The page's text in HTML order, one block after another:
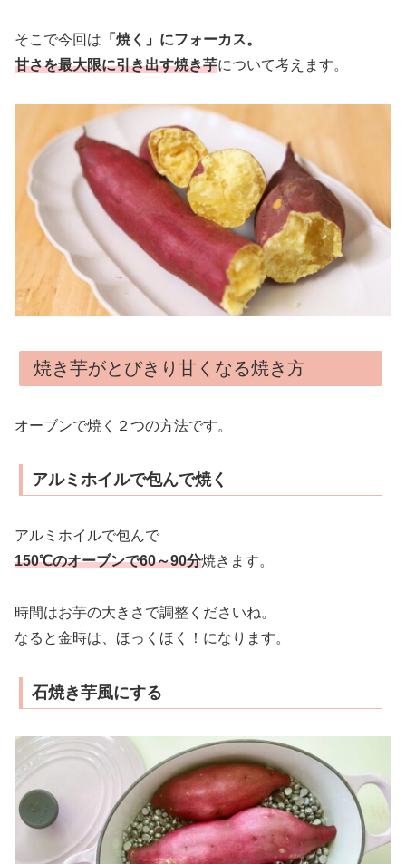
そこで今回は 「焼く」にフォーカス。
甘さを最大限に引き出す焼き芋について考えます。
焼き芋がとびきり甘くなる焼き方
オーブンで焼く２つの方法です。
アルミホイルで包んで焼く
アルミホイルで包んで
150℃のオーブンで60～90分焼きます。
時間はお芋の大きさで調整くださいね。
なると金時は、ほっくほく！になります。
石焼き芋風にする